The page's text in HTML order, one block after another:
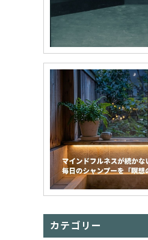
カテゴリー